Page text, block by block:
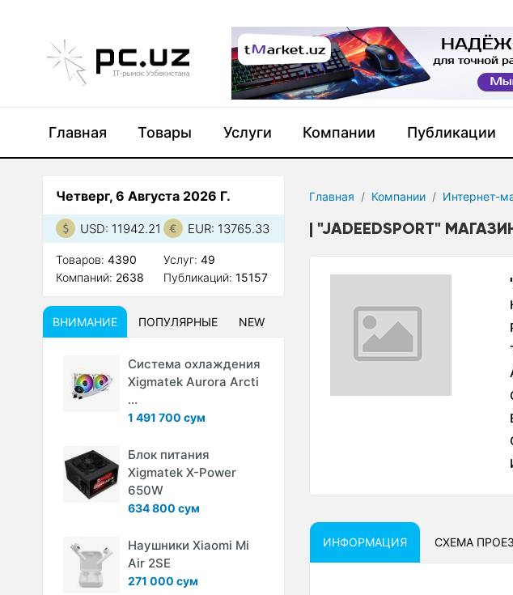
Главная Товары Услуги Компании Публикации
Главная Компании Интернет-
"JADEEDSPORT"
ИНФОРМАЦИЯ СХЕМА
Четверг, 6 Августа 2026 Г.
USD: 11942.21 EUR: 13765.33
Товаров: 4390
Компаний: 2638
Услуг:49
Публикаций:15157
ВНИМАНИЕ ПОПУЛЯРНЫЕ NEW
Система охлаждения
Xigmatek Aurora Arcti
...
1 491 700 сум
Блок питания
Xigmatek X-Power
650W
634 800 сум
Наушники Xiaomi Mi
Air 2SE
271 000 сум